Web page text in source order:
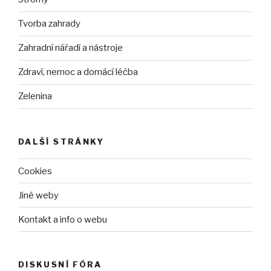
Tvorba zahrady
Zahradní nářadí a nástroje
Zdraví, nemoc a domácí léčba
Zelenina
DALŠÍ STRÁNKY
Cookies
Jiné weby
Kontakt a info o webu
DISKUSNÍ FÓRA